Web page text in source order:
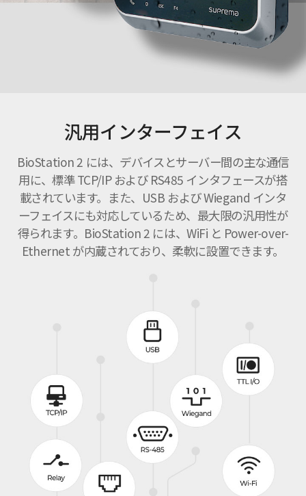
汎用インターフェイス
BioStation 2 には、デバイスとサーバー間の主な通信
用に、標準 TCP/IP および RS485 インタフェースが搭
載されています。また、USB および Wiegand インタ
ーフェイスにも対応しているため、最大限の汎用性が
得られます。BioStation 2 には、WiFi と Power-over-
Ethernet が内蔵されており、柔軟に設置できます。